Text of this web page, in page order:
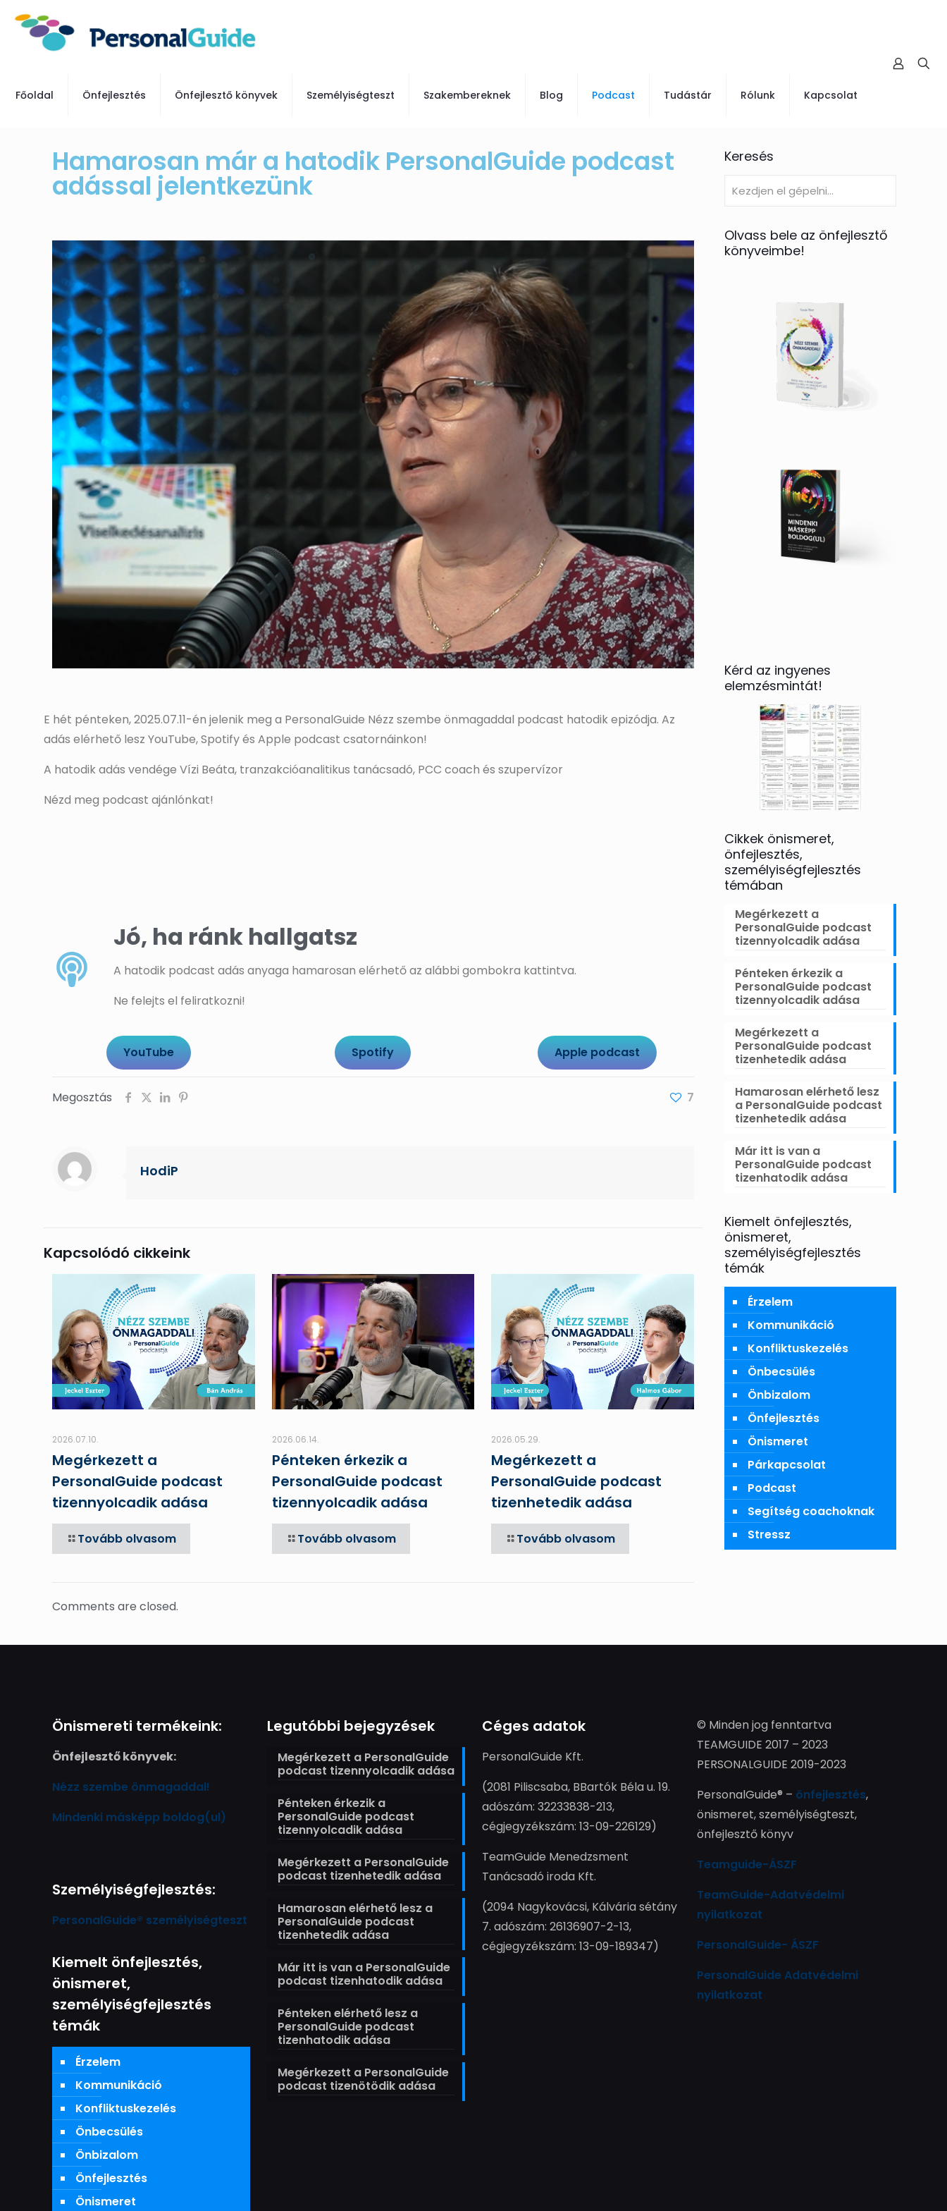
Főoldal Önfejlesztés Önfejlesztő könyvek Személyiségteszt Szakembereknek Blog Podcast Tudástár Rólunk Kapcsolat
Hamarosan már a hatodik PersonalGuide podcast
adással jelentkezünk
E hét pénteken, 2025.07.11-én jelenik meg a PersonalGuide Nézz szembe önmagaddal podcast hatodik epizódja. Az
adás elérhető lesz YouTube, Spotify és Apple podcast csatornáinkon!
A hatodik adás vendége Vízi Beáta, tranzakcióanalitikus tanácsadó, PCC coach és szupervízor
Nézd meg podcast ajánlónkat!
Jó, ha ránk hallgatsz
A hatodik podcast adás anyaga hamarosan elérhető az alábbi gombokra kattintva.
Ne felejts el feliratkozni!
YouTube Spotify Apple podcast
Megosztás 7
HodiP
Kapcsolódó cikkeink
2026.07.10.
Megérkezett a
PersonalGuide podcast
tizennyolcadik adása
Tovább olvasom
2026.06.14.
Pénteken érkezik a
PersonalGuide podcast
tizennyolcadik adása
Tovább olvasom
2026.05.29.
Megérkezett a
PersonalGuide podcast
tizenhetedik adása
Tovább olvasom
Comments are closed.
Keresés
Olvass bele az önfejlesztő
könyveimbe!
Kérd az ingyenes
elemzésmintát!
Cikkek önismeret,
önfejlesztés,
személyiségfejlesztés
témában
Megérkezett a
PersonalGuide podcast
tizennyolcadik adása
Pénteken érkezik a
PersonalGuide podcast
tizennyolcadik adása
Megérkezett a
PersonalGuide podcast
tizenhetedik adása
Hamarosan elérhető lesz
a PersonalGuide podcast
tizenhetedik adása
Már itt is van a
PersonalGuide podcast
tizenhatodik adása
Kiemelt önfejlesztés,
önismeret,
személyiségfejlesztés
témák
Érzelem
Kommunikáció
Konfliktuskezelés
Önbecsülés
Önbizalom
Önfejlesztés
Önismeret
Párkapcsolat
Podcast
Segítség coachoknak
Stressz
Önismereti termékeink:
Önfejlesztő könyvek:
Nézz szembe önmagaddal!
Mindenki másképp boldog(ul)
Személyiségfejlesztés:
PersonalGuide® személyiségteszt
Kiemelt önfejlesztés,
önismeret,
személyiségfejlesztés
témák
Érzelem
Kommunikáció
Konfliktuskezelés
Önbecsülés
Önbizalom
Önfejlesztés
Önismeret
Legutóbbi bejegyzések
Megérkezett a PersonalGuide
podcast tizennyolcadik adása
Pénteken érkezik a
PersonalGuide podcast
tizennyolcadik adása
Megérkezett a PersonalGuide
podcast tizenhetedik adása
Hamarosan elérhető lesz a
PersonalGuide podcast
tizenhetedik adása
Már itt is van a PersonalGuide
podcast tizenhatodik adása
Pénteken elérhető lesz a
PersonalGuide podcast
tizenhatodik adása
Megérkezett a PersonalGuide
podcast tizenötödik adása
Céges adatok
PersonalGuide Kft.
(2081 Piliscsaba, BBartók Béla u. 19.
adószám: 32233838-213,
cégjegyzékszám: 13-09-226129)
TeamGuide Menedzsment
Tanácsadó iroda Kft.
(2094 Nagykovácsi, Kálvária sétány
7. adószám: 26136907-2-13,
cégjegyzékszám: 13-09-189347)
© Minden jog fenntartva
TEAMGUIDE 2017 – 2023
PERSONALGUIDE 2019-2023
PersonalGuide® – önfejlesztés,
önismeret, személyiségteszt,
önfejlesztő könyv
Teamguide-ÁSZF
TeamGuide-Adatvédelmi
nyilatkozat
PersonalGuide- ÁSZF
PersonalGuide Adatvédelmi
nyilatkozat